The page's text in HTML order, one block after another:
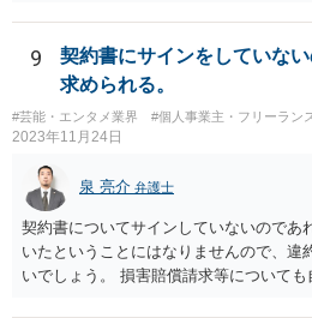
組」（令和元年９月２５日 公正取引委
o.jp/houdou/kouenkai/190925kondan_file/
ば、折衷的な提案として、「突発的な質
的には１０時〜１９時はできるだけB社
だ、他の仕事もありますので、必ずそ
し、B社常駐時であっても本件以外の仕
す。」というものが考えられます。 そ
ば、ちょっと危険な会社だというシグナ
9
契約書にサインをしていな
求められる。
#芸能・エンタメ業界 #個人事業主・フリーラン
2023年11月24日
泉 亮介 弁護士
契約書についてサインしていないのであ
いたということにはなりませんので、違
いでしょう。 損害賠償請求等について